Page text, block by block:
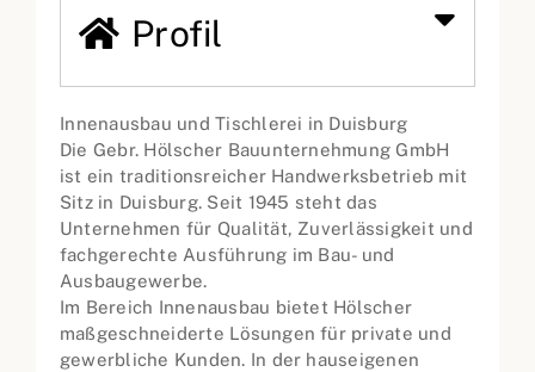
Profil
Innenausbau und Tischlerei in Duisburg
Die Gebr. Hölscher Bauunternehmung GmbH
ist ein traditionsreicher Handwerksbetrieb mit
Sitz in Duisburg. Seit 1945 steht das
Unternehmen für Qualität, Zuverlässigkeit und
fachgerechte Ausführung im Bau- und
Ausbaugewerbe.
Im Bereich Innenausbau bietet Hölscher
maßgeschneiderte Lösungen für private und
gewerbliche Kunden. In der hauseigenen